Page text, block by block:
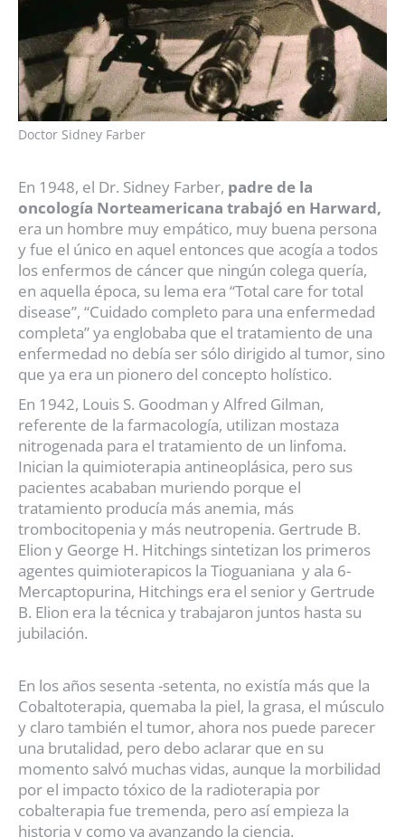
Doctor Sidney Farber
En 1948, el Dr. Sidney Farber, padre de la
oncología Norteamericana trabajó en Harward,
era un hombre muy empático, muy buena persona
y fue el único en aquel entonces que acogía a todos
los enfermos de cáncer que ningún colega quería,
en aquella época, su lema era “Total care for total
disease”, “Cuidado completo para una enfermedad
completa” ya englobaba que el tratamiento de una
enfermedad no debía ser sólo dirigido al tumor, sino
que ya era un pionero del concepto holístico.
En 1942, Louis S. Goodman y Alfred Gilman,
referente de la farmacología, utilizan mostaza
nitrogenada para el tratamiento de un linfoma.
Inician la quimioterapia antineoplásica, pero sus
pacientes acababan muriendo porque el
tratamiento producía más anemia, más
trombocitopenia y más neutropenia. Gertrude B.
Elion y George H. Hitchings sintetizan los primeros
agentes quimioterapicos la Tioguaniana y ala 6-
Mercaptopurina, Hitchings era el senior y Gertrude
B. Elion era la técnica y trabajaron juntos hasta su
jubilación.
En los años sesenta -setenta, no existía más que la
Cobaltoterapia, quemaba la piel, la grasa, el músculo
y claro también el tumor, ahora nos puede parecer
una brutalidad, pero debo aclarar que en su
momento salvó muchas vidas, aunque la morbilidad
por el impacto tóxico de la radioterapia por
cobalterapia fue tremenda, pero así empieza la
historia y como va avanzando la ciencia.